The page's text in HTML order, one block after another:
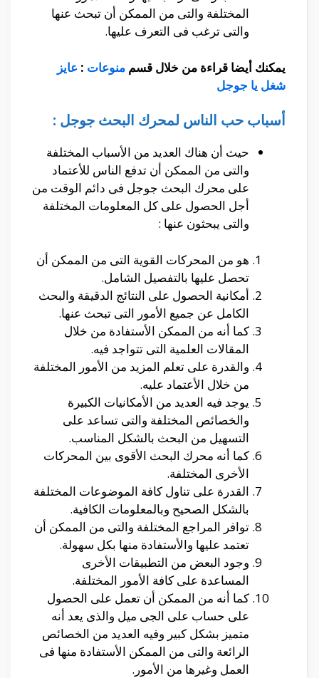
المختلفة والتى من الممكن أن تبحث عنها
والتى ترغب فى التعرف عليها.
يمكنك أيضا قراءة من خلال قسم منوعات : عايز
شغل يا جوجل
أسباب حب الناس لمحرك البحث جوجل :
حيث أن هناك العديد من الأسباب المختلفة
والتى من الممكن أن تدفع الناس للأعتماد
على محرك البحث جوجل فى دائم الوقت من
أجل الحصول على كل المعلومات المختلفة
والتى يبحثون عنها :
هو من المحركات القوية التى من الممكن أن
تحصل عليها بالتفصيل الشامل.
أمكانية الحصول على النتائج الدقيقة والبحث
الكامل عن جميع الأمور التى تبحث عنها.
كما أنه من الممكن الأستفادة من خلال
المقالات العلمية التى تتواجد فيه.
والقدرة على تعلم المزيد من الأمور المختلفة
من خلال الأعتماد عليه.
يوجد فيه العديد من الأمكانيات الكبيرة
والخصائص المختلفة والتى تساعد على
التسهيل من البحث بالشكل المناسب.
كما أنه محرك البحث الأقوى بين المحركات
الأخرى المختلفة.
القدرة على تناول كافة الموضوعات المختلفة
بالشكل الصحيح وبالمعلومات الكافية.
توافر المراجع المختلفة والتى من الممكن أن
تعتمد عليها والأستفادة منها بكل سهولة.
وجود البعض من التطبيقات الأخرى
المساعدة على كافة الأمور المختلفة.
كما أنه من الممكن أن تعمل على الحصول
على حساب على الجى ميل والذى يعد أنه
متميز بشكل كبير وفيه العديد من الخصائص
الرائعة والتى من الممكن الأستفادة منها فى
العمل وغيرها من الأمور.